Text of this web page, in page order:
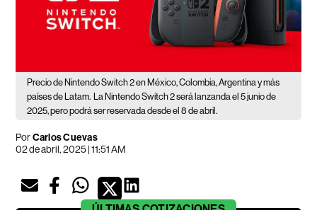
Precio de Nintendo Switch 2 en México, Colombia, Argentina y más
países de Latam. La Nintendo Switch 2 será lanzanda el 5 junio de
2025, pero podrá ser reservada desde el 8 de abril.
PorCarlos Cuevas
02 de abril, 2025 | 11:51 AM